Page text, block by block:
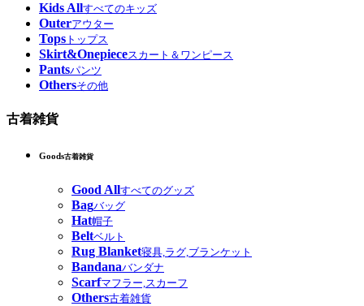
Kids Allすべてのキッズ
Outerアウター
Tops トップス
Skirt&Onepieceスカート＆ワンピース
Pantsパンツ
Othersその他
古着雑貨
Goods古着雑貨
Good Allすべてのグッズ
Bagバッグ
Hat帽子
Beltベルト
Rug Blanket寝具,ラグ,ブランケット
Bandanaバンダナ
Scarfマフラー,スカーフ
Others古着雑貨